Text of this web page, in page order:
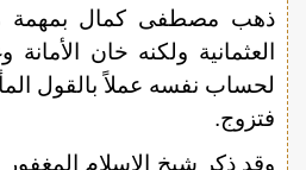
ذهب مصطفى كمال بمهمة
العثمانية ولكنه خان
لحساب نفسه عملاً بالقول
فتزوج.
وقد ذكر شيخ الإسلام